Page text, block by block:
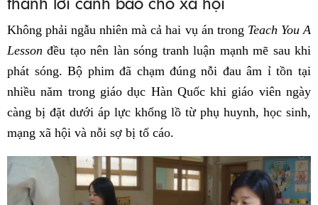
Không phải ngẫu nhiên mà cả hai vụ án trong Teach You A
Lesson đều tạo nên làn sóng tranh luận mạnh mẽ sau khi
phát sóng. Bộ phim đã chạm đúng nỗi đau âm ỉ tồn tại
nhiều năm trong giáo dục Hàn Quốc khi giáo viên ngày
càng bị đặt dưới áp lực khổng lồ từ phụ huynh, học sinh,
mạng xã hội và nỗi sợ bị tố cáo.